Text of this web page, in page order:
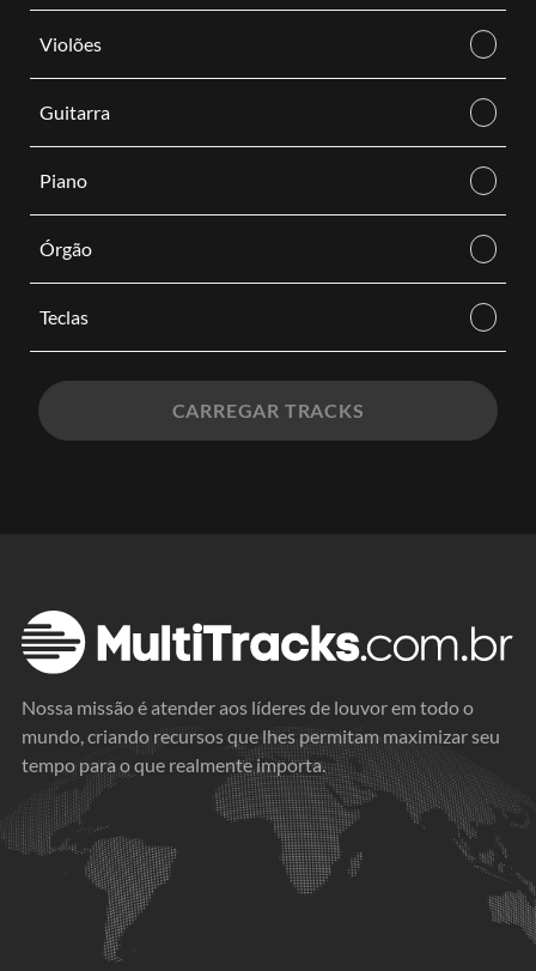
Violões
Guitarra
Piano
Órgão
Teclas
CARREGAR TRACKS
Nossa missão é atender aos líderes de louvor em todo o
mundo, criando recursos que lhes permitam maximizar seu
tempo para o que realmente importa.